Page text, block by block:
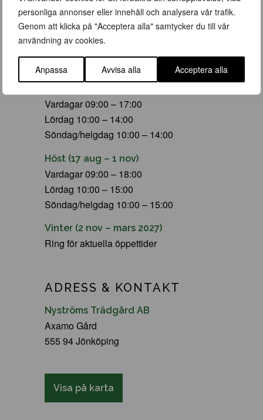
personliga annonser eller innehåll och analysera vår trafik.
Genom att klicka på "Acceptera alla" samtycker du till vår
användning av cookies.
Anpassa Avvisa alla Acceptera alla
Vår (23 mars – 28 juni)
Vardagar 09:00 – 19:00
Lördag 10:00 – 16:00
Söndag/helgdag 10:00 – 16:00
Vardagar 09:00 – 17:00
Lördag 10:00 – 14:00
Söndag/helgdag 10:00 – 14:00
Höst (17 aug – 1 nov)
Vardagar 09:00 – 18:00
Lördag 10:00 – 15:00
Söndag/helgdag 10:00 – 15:00
Vinter (2 nov – mars 2027)
Ring för aktuella öppettider
ADRESS & KONTAKT
Nyströms Trädgård AB
Axamo Gård
555 94 Jönköping
Visa på karta